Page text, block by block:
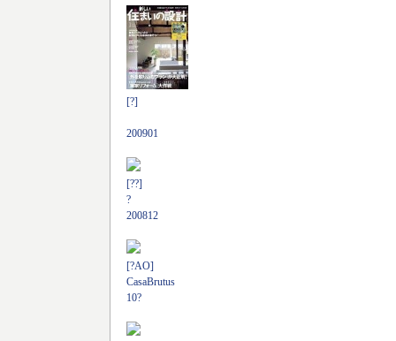
[?]
200901
[??]
?
200812
[?AO]
CasaBrutus
10?